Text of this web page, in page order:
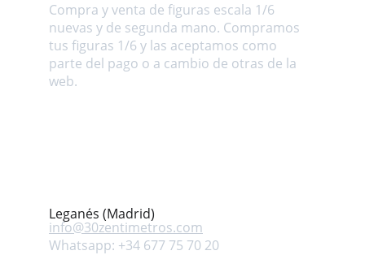
Compra y venta de figuras escala 1/6
nuevas y de segunda mano. Compramos
tus figuras 1/6 y las aceptamos como
parte del pago o a cambio de otras de la
web.
Leganés (Madrid)
info@30zentimetros.com
Whatsapp: +34 677 75 70 20